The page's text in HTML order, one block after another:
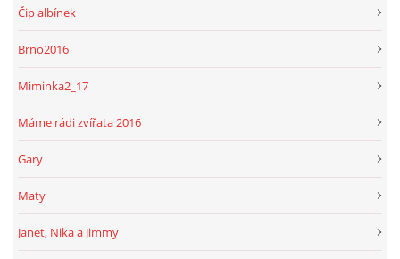
Čip albínek
Brno2016
Miminka2_17
Máme rádi zvířata 2016
Gary
Maty
Janet, Nika a Jimmy